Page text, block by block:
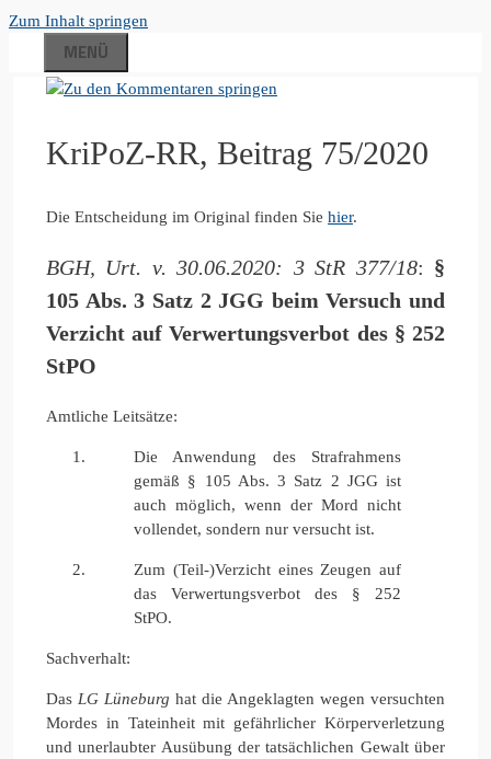
Zum Inhalt springen
MENÜ
KriPoZ-RR, Beitrag 75/2020
Die Entscheidung im Original finden Sie hier.
BGH, Urt. v. 30.06.2020: 3 StR 377/18: §
105 Abs. 3 Satz 2 JGG beim Versuch und
Verzicht auf Verwertungsverbot des § 252
StPO
Amtliche Leitsätze:
Die Anwendung des Strafrahmens
gemäß § 105 Abs. 3 Satz 2 JGG ist
auch möglich, wenn der Mord nicht
vollendet, sondern nur versucht ist.
Zum (Teil-)Verzicht eines Zeugen auf
das Verwertungsverbot des § 252
StPO.
Sachverhalt:
Das LG Lüneburg hat die Angeklagten wegen versuchten
Mordes in Tateinheit mit gefährlicher Körperverletzung
und unerlaubter Ausübung der tatsächlichen Gewalt über